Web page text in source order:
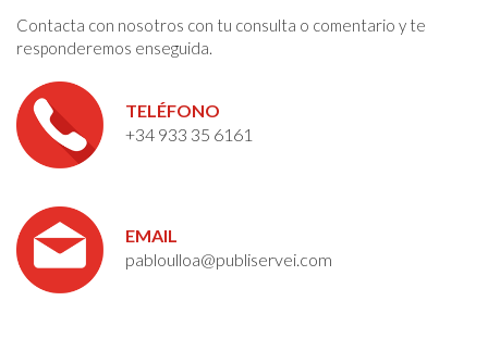
Contacta con nosotros con tu consulta o comentario y te
responderemos enseguida.
TELÉFONO
+34 933 35 6161
EMAIL
pabloulloa@publiservei.com